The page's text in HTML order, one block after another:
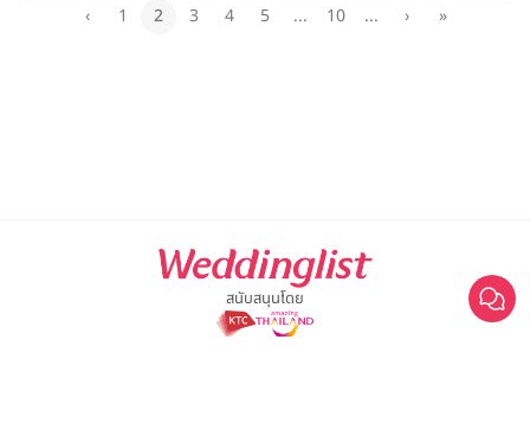
‹
1 2 3 4 5 ... 10 ... › »
สนับสนุนโดย